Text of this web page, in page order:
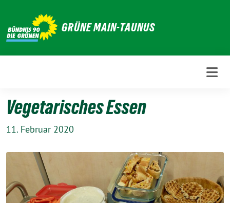
Inhalt
GRÜNE MAIN-TAUNUS
Vegetarisches Essen
11. Februar 2020